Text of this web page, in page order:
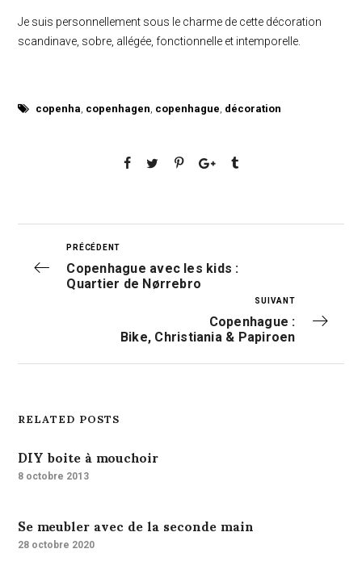
Je suis personnellement sous le charme de cette décoration
scandinave, sobre, allégée, fonctionnelle et intemporelle.
copenha, copenhagen, copenhague, décoration
PRÉCÉDENT
Copenhague avec les kids :
Quartier de Nørrebro
SUIVANT
Copenhague :
Bike, Christiania & Papiroen
RELATED POSTS
DIY boite à mouchoir
8 octobre 2013
Se meubler avec de la seconde main
28 octobre 2020